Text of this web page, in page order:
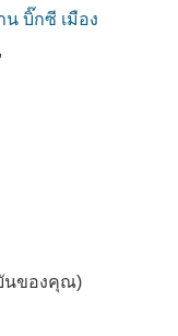
น บิ๊กซี เมือง
,
นของคุณ)